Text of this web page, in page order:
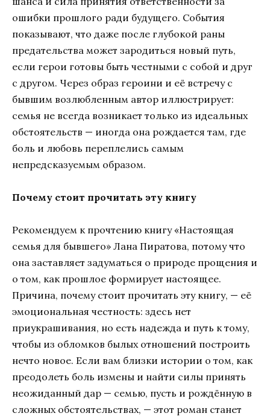
ошибки прошлого ради будущего. События
показывают, что даже после глубокой раны
предательства может зародиться новый путь,
если герои готовы быть честными с собой и друг
с другом. Через образ героини и её встречу с
бывшим возлюбленным автор иллюстрирует:
семья не всегда возникает только из идеальных
обстоятельств — иногда она рождается там, где
боль и любовь переплелись самым
непредсказуемым образом.
Почему стоит прочитать эту книгу
Рекомендуем к прочтению книгу «Настоящая
семья для бывшего» Лана Пиратова, потому что
она заставляет задуматься о природе прощения и
о том, как прошлое формирует настоящее.
Причина, почему стоит прочитать эту книгу, — её
эмоциональная честность: здесь нет
приукрашивания, но есть надежда и путь к тому,
чтобы из обломков былых отношений построить
нечто новое. Если вам близки истории о том, как
преодолеть боль измены и найти силы принять
неожиданный дар — семью, пусть и рождённую в
сложных обстоятельствах, — этот роман станет